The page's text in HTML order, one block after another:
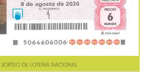
SORTEO DE LOTERIA NACIONAL